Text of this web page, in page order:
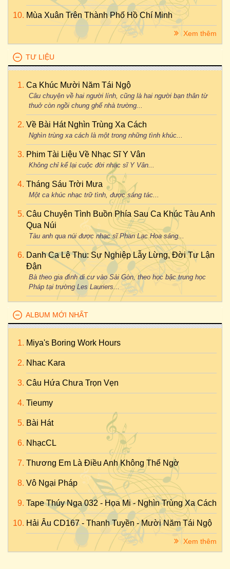
Mùa Xuân Trên Thành Phố Hồ Chí Minh
Xem thêm
TƯ LIỆU
Ca Khúc Mười Năm Tái Ngộ
Câu chuyện về hai người lính, cũng là hai người bạn thân từ
thuở còn ngồi chung ghế nhà trường...
Về Bài Hát Nghìn Trùng Xa Cách
Nghìn trùng xa cách là một trong những tình khúc...
Phim Tài Liệu Về Nhạc Sĩ Y Vân
Không chỉ kể lại cuộc đời nhạc sĩ Y Vân...
Tháng Sáu Trời Mưa
Một ca khúc nhạc trữ tình, được sáng tác...
Câu Chuyện Tình Buồn Phía Sau Ca Khúc Tàu Anh
Qua Núi
Tàu anh qua núi được nhạc sĩ Phan Lạc Hoa sáng...
Danh Ca Lệ Thu: Sự Nghiệp Lẫy Lừng, Đời Tư Lận
Đận
Bà theo gia đình di cư vào Sài Gòn, theo học bậc trung học
Pháp tại trường Les Lauriers...
ALBUM MỚI NHẤT
Miya's Boring Work Hours
Nhac Kara
Câu Hứa Chưa Trọn Vẹn
Tieumy
Bài Hát
NhạcCL
Thương Em Là Điều Anh Không Thể Ngờ
Vô Ngại Pháp
Tape Thúy Nga 032 - Họa Mi - Nghìn Trùng Xa Cách
Hải Âu CD167 - Thanh Tuyền - Mười Năm Tái Ngộ
Xem thêm